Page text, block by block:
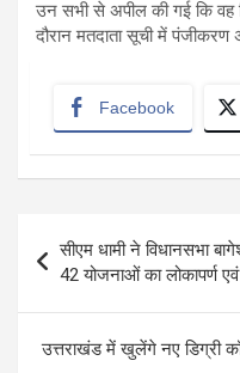
उन सभी से अपील की गई कि वह
दौरान मतदाता सूची में पंजीकरण
Facebook
Post
navigation
सीएम धामी ने विधानसभा
42 योजनाओं का लोकापर्ण एवं
उत्तराखंड में खुलेंगे नए डिग्री